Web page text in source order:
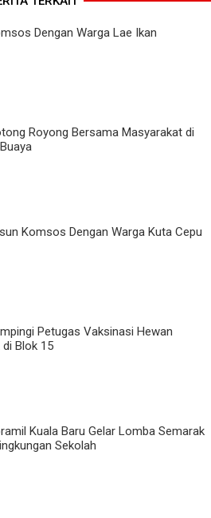
Dengan Warga Lae Ikan
Royong Bersama Masyarakat di
Komsos Dengan Warga Kuta Cepu
Petugas Vaksinasi Hewan
di Blok 15
Kuala Baru Gelar Lomba Semarak
Sekolah